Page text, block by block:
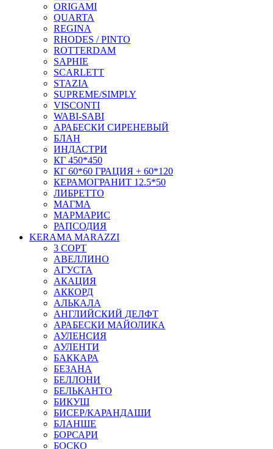
ORIGAMI
QUARTA
REGINA
RHODES / PINTO
ROTTERDAM
SAPHIE
SCARLETT
STAZIA
SUPREME/SIMPLY
VISCONTI
WABI-SABI
АРАБЕСКИ СИРЕНЕВЫЙ
БЛАН
ИНДАСТРИ
КГ 450*450
КГ 60*60 ГРАЦИЯ + 60*120
КЕРАМОГРАНИТ 12.5*50
ЛИБРЕТТО
МАГМА
МАРМАРИС
РАПСОДИЯ
KERAMA MARAZZI
3 СОРТ
АВЕЛЛИНО
АГУСТА
АКАЦИЯ
АККОРД
АЛЬКАЛА
АНГЛИЙСКИЙ ДЕЛФТ
АРАБЕСКИ МАЙОЛИКА
АУЛЕНСИЯ
АУЛЕНТИ
БАККАРА
БЕЗАНА
БЕЛЛОНИ
БЕЛЬКАНТО
БИКУШ
БИСЕР/КАРАНДАШИ
БЛАНШЕ
БОРСАРИ
БОСКО